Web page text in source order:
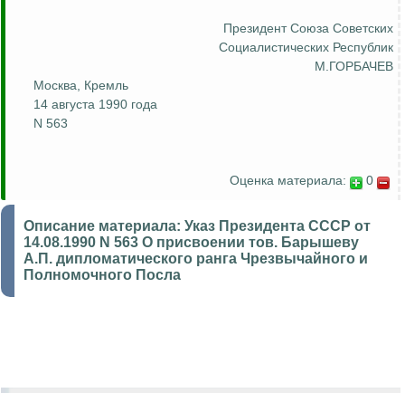
Президент Союза Советских
Социалистических Республик
М.ГОРБАЧЕВ
Москва, Кремль
14 августа 1990 года
N 563
Оценка материала: 0
Описание материала: Указ Президента СССР от
14.08.1990 N 563 О присвоении тов. Барышеву
А.П. дипломатического ранга Чрезвычайного и
Полномочного Посла